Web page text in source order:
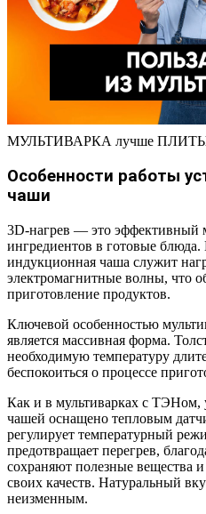
МУЛЬТИВАРКА лучше
Особенности работы
чаши
3D-нагрев — это эффективный
ингредиентов в готовые
индукционная чаша служит
электромагнитные волны, что
приготовление продуктов.
Ключевой особенностью
является массивная форма.
необходимую температуру
беспокоиться о процессе
Как и в мультиварках с ТЭНом,
чашей оснащено тепловым
регулирует температурный
предотвращает перегрев,
сохраняют полезные вещества
своих качеств. Натуральный
неизменным.